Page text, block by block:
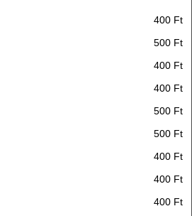
400 Ft
500 Ft
400 Ft
400 Ft
500 Ft
500 Ft
400 Ft
400 Ft
400 Ft